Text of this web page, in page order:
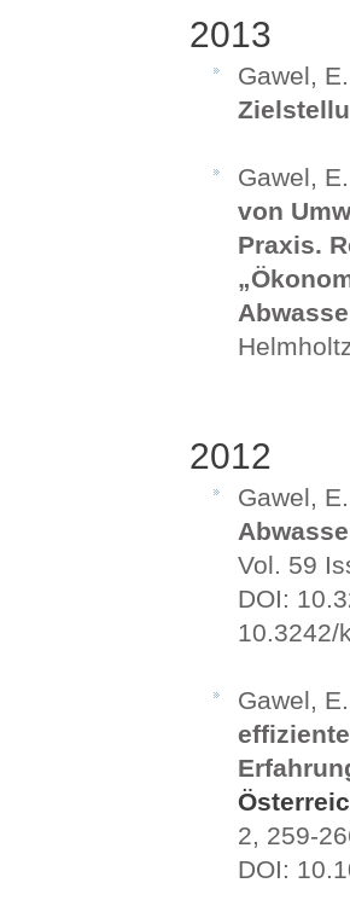
2013
Gawel,
Gawel,
von
Praxis.
2012
Gawel,
Vol. 59
DOI:
10.3242/
Gawel,
2, 259-
DOI: